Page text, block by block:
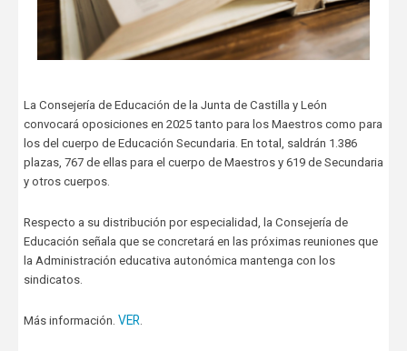
La Consejería de Educación de la Junta de Castilla y León
convocará oposiciones en 2025 tanto para los Maestros como para
los del cuerpo de Educación Secundaria. En total, saldrán 1.386
plazas, 767 de ellas para el cuerpo de Maestros y 619 de Secundaria
y otros cuerpos.
Respecto a su distribución por especialidad, la Consejería de
Educación señala que se concretará en las próximas reuniones que
la Administración educativa autonómica mantenga con los
sindicatos.
Más información. VER